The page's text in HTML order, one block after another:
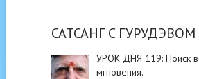
САТСАНГ C ГУРУДЭВОМ
УРОК ДНЯ 119: Поиск
мгновения.